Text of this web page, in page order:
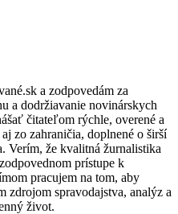
a zodpovedám za
a dodržiavanie novinárskych
čitateľom rýchle, overené a
zo zahraničia, doplnené o širší
Verím, že kvalitná žurnalistika
prístupe k
pracujem na tom, aby
spravodajstva, analýz a
život.